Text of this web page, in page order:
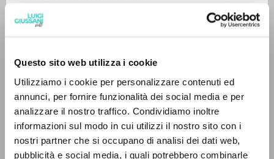
Questo sito web utilizza i cookie
Utilizziamo i cookie per personalizzare contenuti ed
annunci, per fornire funzionalità dei social media e per
analizzare il nostro traffico. Condividiamo inoltre
informazioni sul modo in cui utilizzi il nostro sito con i
nostri partner che si occupano di analisi dei dati web,
pubblicità e social media, i quali potrebbero combinarle
0DOCUMENTI TROVATI